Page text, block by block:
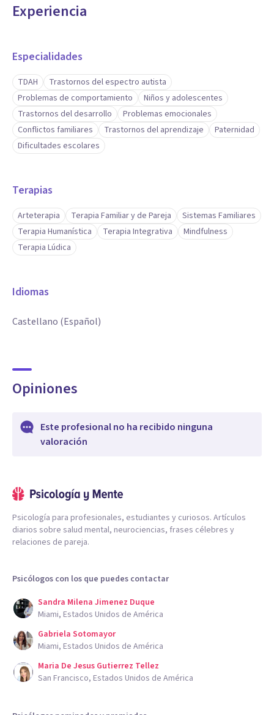
Experiencia
Especialidades
TDAH
Trastornos del espectro autista
Problemas de comportamiento
Niños y adolescentes
Trastornos del desarrollo
Problemas emocionales
Conflictos familiares
Trastornos del aprendizaje
Paternidad
Dificultades escolares
Terapias
Arteterapia Terapia Familiar y de Pareja
Sistemas Familiares
Terapia Humanística
Terapia Integrativa
Mindfulness
Terapia Lúdica
Idiomas
Castellano (Español)
Opiniones
Este profesional no ha recibido ninguna
valoración
Psicología para profesionales, estudiantes y curiosos. Artículos
diarios sobre salud mental, neurociencias, frases célebres y
relaciones de pareja.
Psicólogos con los que puedes contactar
Sandra Milena Jimenez Duque
Miami, Estados Unidos de América
Gabriela Sotomayor
Miami, Estados Unidos de América
Maria De Jesus Gutierrez Tellez
San Francisco, Estados Unidos de América